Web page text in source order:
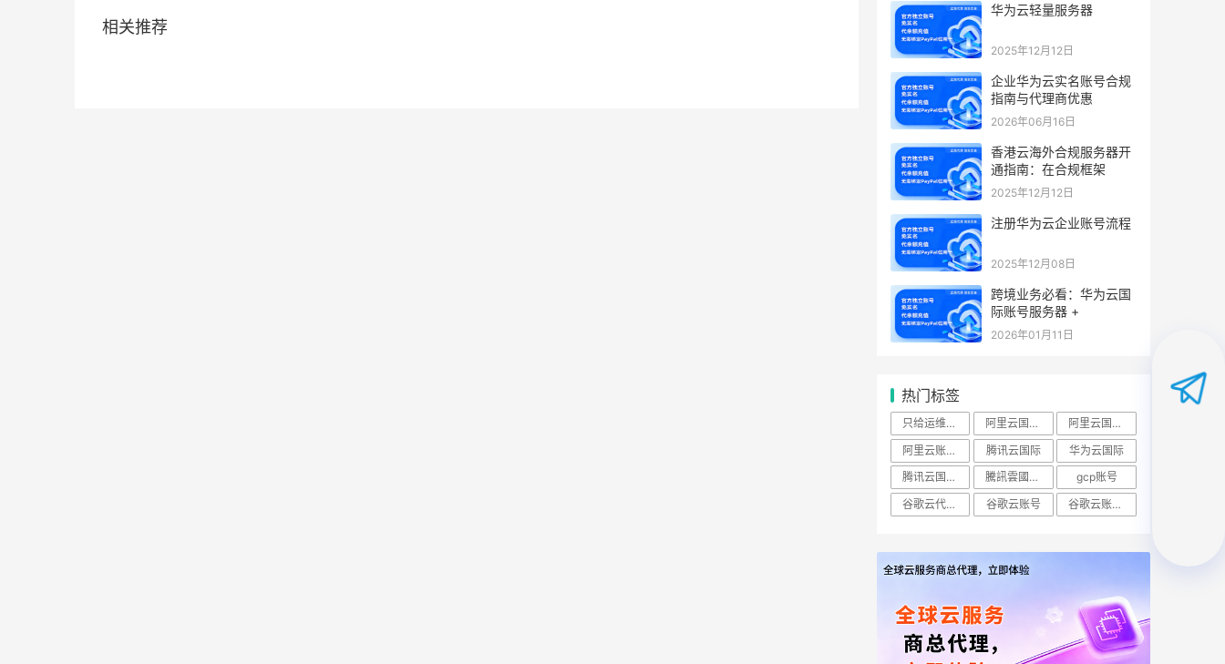
相关推荐
华为云轻量服务器
2025年12月12日
企业华为云实名账号合规
指南与代理商优惠
2026年06月16日
香港云海外合规服务器开
通指南：在合规框架
2025年12月12日
注册华为云企业账号流程
2025年12月08日
跨境业务必看：华为云国
际账号服务器 +
2026年01月11日
热门标签
只给运维开ECS查看权限怎么做？ 阿里云国际账号
阿里云国际站
阿里云账号购买：（RAM）授权
腾讯云国际
华为云国际
腾讯云国际版
騰訊雲國際站
gcp账号
谷歌云代理商
谷歌云账号 谷歌云账号购买